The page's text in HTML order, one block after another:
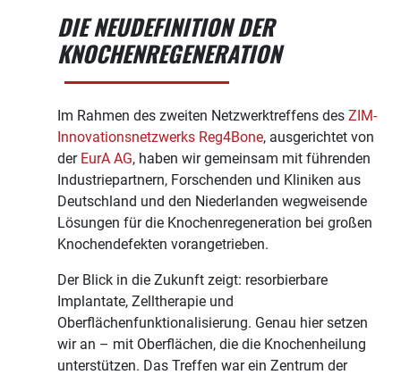
DIE NEUDEFINITION DER
KNOCHENREGENERATION
Im Rahmen des zweiten Netzwerktreffens des ZIM-
Innovationsnetzwerks Reg4Bone, ausgerichtet von
der EurA AG, haben wir gemeinsam mit führenden
Industriepartnern, Forschenden und Kliniken aus
Deutschland und den Niederlanden wegweisende
Lösungen für die Knochenregeneration bei großen
Knochendefekten vorangetrieben.
Der Blick in die Zukunft zeigt: resorbierbare
Implantate, Zelltherapie und
Oberflächenfunktionalisierung. Genau hier setzen
wir an – mit Oberflächen, die die Knochenheilung
unterstützen. Das Treffen war ein Zentrum der